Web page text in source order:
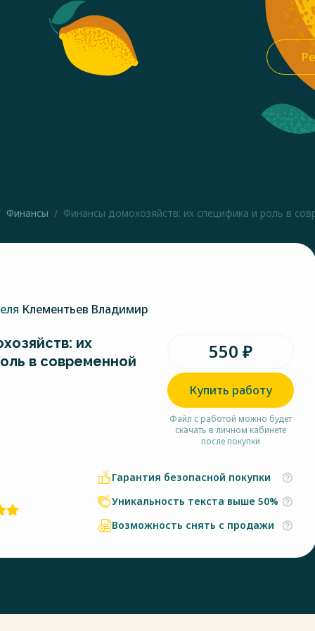
Финансы Финансы домохозяйств: их специфика и роль в
Клементьев Владимир
их
в современной
550 ₽
Купить работу
Файл с работой можно будет
скачать в личном кабинете
после покупки
Гарантия безопасной покупки
Уникальность текста выше 50%
Возможность снять с продажи